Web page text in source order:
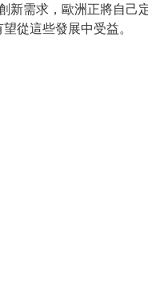
新需求，歐洲正將自己
從這些發展中受益。